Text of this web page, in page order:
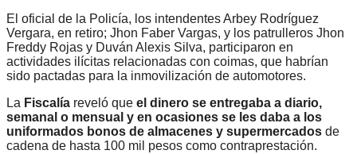
El oficial de la Policía, los intendentes Arbey Rodríguez
Vergara, en retiro; Jhon Faber Vargas, y los patrulleros Jhon
Freddy Rojas y Duván Alexis Silva, participaron en
actividades ilícitas relacionadas con coimas, que habrían
sido pactadas para la inmovilización de automotores.
La Fiscalía reveló que el dinero se entregaba a diario,
semanal o mensual y en ocasiones se les daba a los
uniformados bonos de almacenes y supermercados de
cadena de hasta 100 mil pesos como contraprestación.